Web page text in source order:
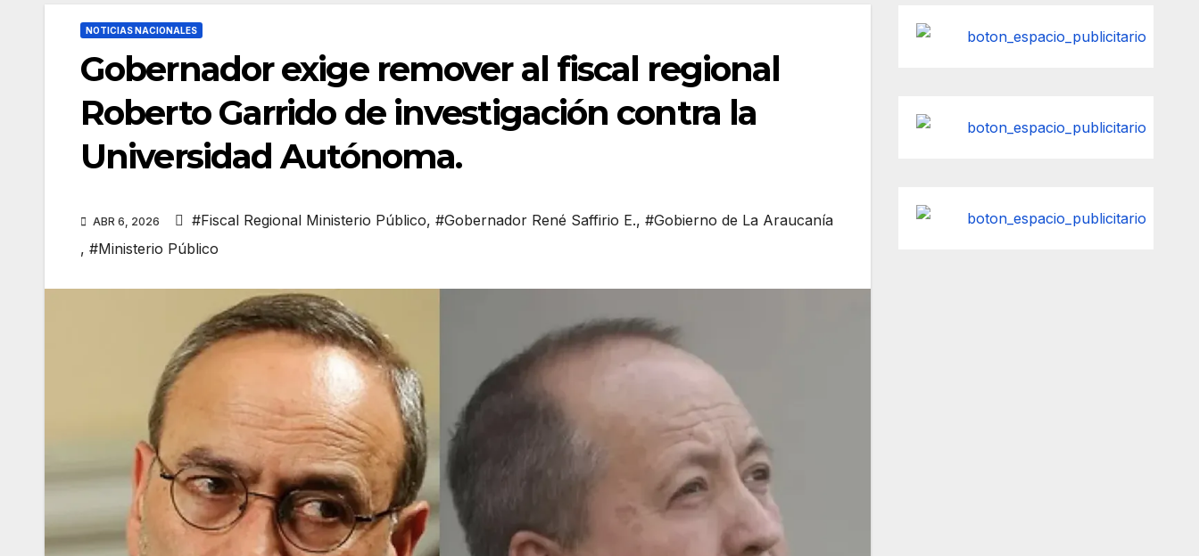
NOTICIAS NACIONALES
Gobernador exige remover al fiscal regional
Roberto Garrido de investigación contra la
Universidad Autónoma.
ABR 6, 2026 #Fiscal Regional Ministerio Público, #Gobernador René Saffirio E., #Gobierno de La Araucanía
, #Ministerio Público